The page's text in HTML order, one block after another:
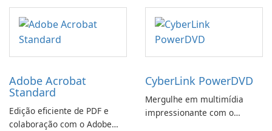
Adobe Acrobat
Standard
Edição eficiente de PDF e
colaboração com o Adobe
CyberLink PowerDVD
Mergulhe em multimídia
impressionante com o